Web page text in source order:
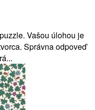
Vašou úlohou je
Správna odpoveď